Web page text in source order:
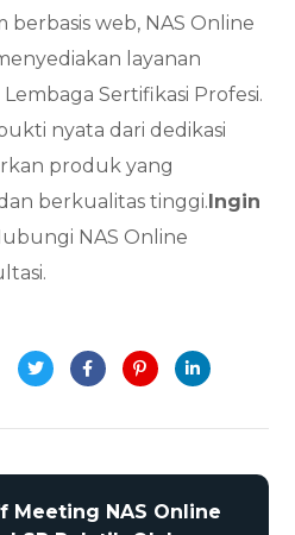
web, NAS Online
layanan
Sertifikasi Profesi.
nyata dari dedikasi
produk yang
berkualitas tinggi.Ingin
NAS Online
Meeting NAS Online